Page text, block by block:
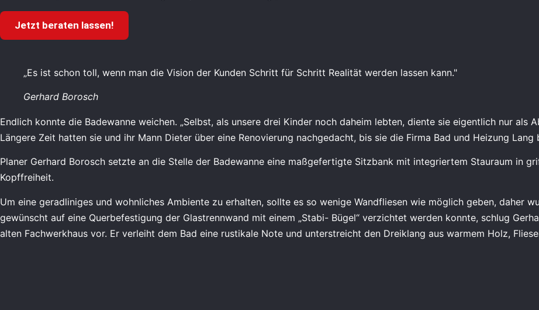
Jetzt beraten lassen!
„Es ist schon toll, wenn man die Vision der Kunden Schritt für Schritt Realität werden lassen kann."
Gerhard Borosch
Endlich konnte die Badewanne weichen. „Selbst, als unsere drei Kinder noch daheim lebten, diente sie eigentlich nur als
Längere Zeit hatten sie und ihr Mann Dieter über eine Renovierung nachgedacht, bis sie die Firma Bad und Heizung Lang
Planer Gerhard Borosch setzte an die Stelle der Badewanne eine maßgefertigte Sitzbank mit integriertem Stauraum in
Kopffreiheit.
Um eine geradliniges und wohnliches Ambiente zu erhalten, sollte es so wenige Wandfliesen wie möglich geben, daher
gewünscht auf eine Querbefestigung der Glastrennwand mit einem „Stabi- Bügel“ verzichtet werden konnte, schlug
alten Fachwerkhaus vor. Er verleiht dem Bad eine rustikale Note und unterstreicht den Dreiklang aus warmem Holz,